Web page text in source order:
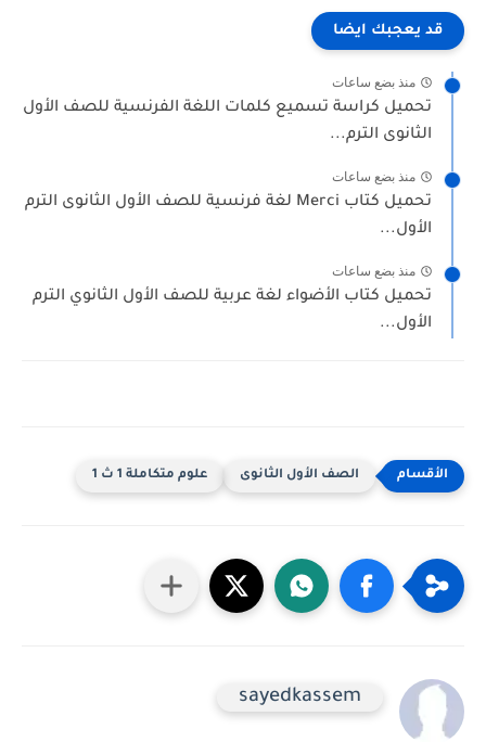
يعجبك ايضا
منذ بضع ساعات
كراسة تسميع كلمات اللغة الفرنسية للصف الأول
الترم...
منذ بضع ساعات
تحميل كتاب Merci لغة فرنسية للصف الأول الثانوى الترم
منذ بضع ساعات
كتاب الأضواء لغة عربية للصف الأول الثانوي الترم
الصف الأول الثانوى علوم متكاملة 1 ث 1
sayedkassem